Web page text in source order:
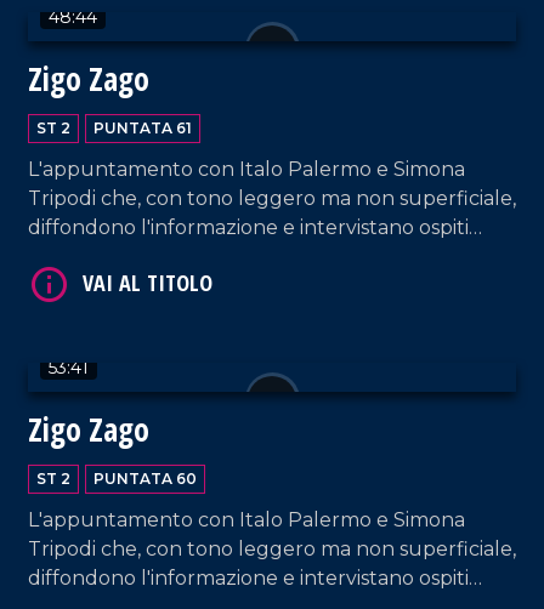
48:44
Zigo Zago
ST 2 PUNTATA 61
L'appuntamento con Italo Palermo e Simona
Tripodi che, con tono leggero ma non superficiale,
diffondono l'informazione e intervistano ospiti
Lamezia Terme.
53:41
Zigo Zago
ST 2 PUNTATA 60
L'appuntamento con Italo Palermo e Simona
Tripodi che, con tono leggero ma non superficiale,
diffondono l'informazione e intervistano ospiti
VAI AL TITOLO
VAI AL TITOLO